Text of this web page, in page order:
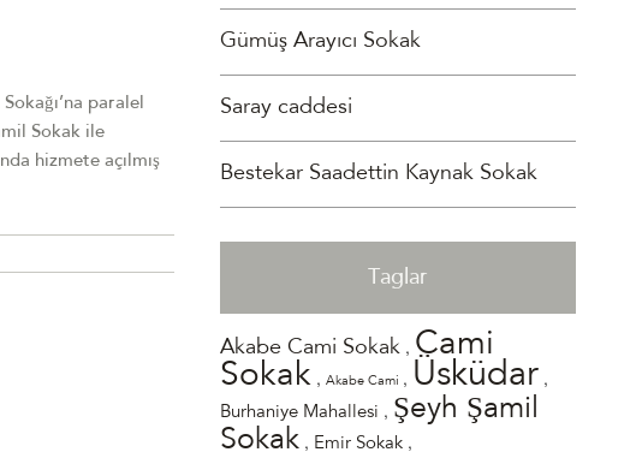
paralel
Sokak ile
hizmete açılmış
Gümüş Arayıcı Sokak
Saray caddesi
Bestekar Saadettin Kaynak Sokak
Taglar
Akabe Cami Sokak , Cami
Sokak ,Akabe Cami , Üsküdar ,
Burhaniye Mahallesi , Şeyh Şamil
Sokak , Emir Sokak ,